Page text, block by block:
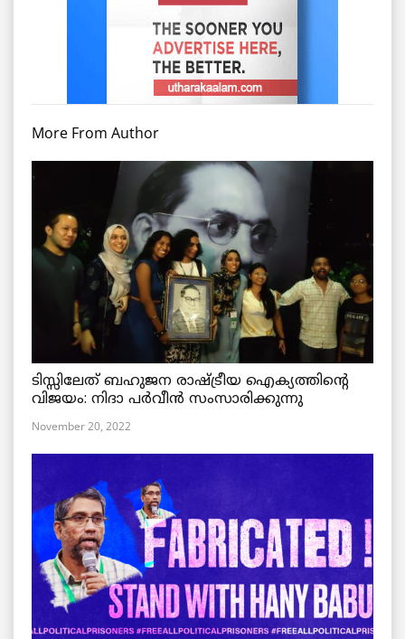
More From Author
ടിസ്സിലേത് ബഹുജന രാഷ്ട്രീയ ഐക്യത്തിന്റെ
വിജയം: നിദാ പർവീൻ സംസാരിക്കുന്നു
November 20, 2022